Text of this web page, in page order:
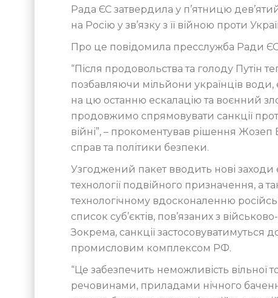
Рада ЄС затвердила у п’ятницю
на Росію у зв’язку з її війною проти
Про це повідомила пресслужба Ради
“Після продовольства та голоду Путін
позбавляючи мільйони українців
на цю останню ескалацію та воєнний
продовжимо спрямовувати санкції
війні”, – прокоментував рішення
справ та політики безпеки.
Узгоджений пакет вводить нові
технології подвійного призначення, а
технологічному вдосконаленню
список суб’єктів, пов’язаних з
Зокрема, санкції застосовуватимуться
промисловим комплексом РФ.
“Це забезпечить неможливість вільної
речовинами, приладами нічного